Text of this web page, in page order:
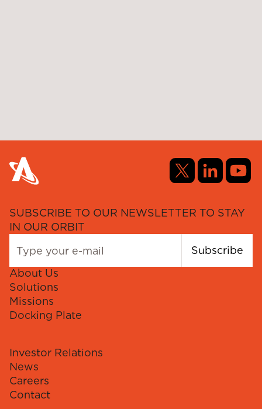
SUBSCRIBE TO OUR NEWSLETTER TO STAY
IN OUR ORBIT
Subscribe
About Us
Solutions
Missions
Docking Plate
Investor Relations
News
Careers
Contact